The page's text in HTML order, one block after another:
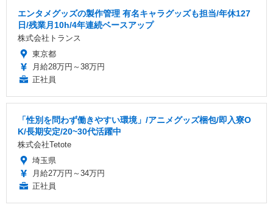
エンタメグッズの製作管理 有名キャラグッズも担当/年休127
日/残業月10h/4年連続ベースアップ
株式会社トランス
東京都
月給28万円～38万円
正社員
「性別を問わず働きやすい環境」/アニメグッズ梱包/即入寮O
K/長期安定/20~30代活躍中
株式会社Tetote
埼玉県
月給27万円～34万円
正社員